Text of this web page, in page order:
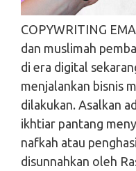
COPYWRITING
dan muslimah
di era digital
menjalankan bisnis
dilakukan. Asalkan
ikhtiar pantang
nafkah atau
disunnahkan oleh